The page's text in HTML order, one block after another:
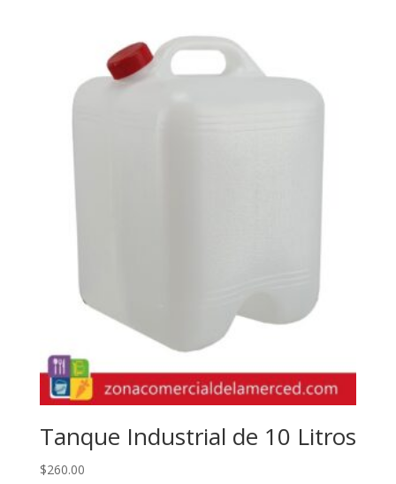
Tanque Industrial de 10 Litros
$260.00